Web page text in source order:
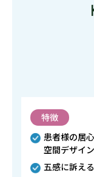
特徴
患者様の居
空間デザイン
五感に訴え